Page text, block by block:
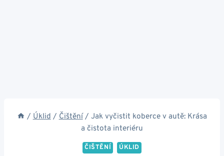
/ Úklid / Čištění / Jak vyčistit koberce v autě: Krása
a čistota interiéru
ČIŠTĚNÍ ÚKLID